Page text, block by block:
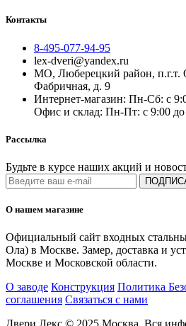
Контакты
8-495-077-94-95
lex-dveri@yandex.ru
МО, Люберецкий район, п.г.т.
Фабричная, д. 9
Интернет-магазин: Пн-Сб: с
Офис и склад: Пн-Пт: с 9:00
Рассылка
Будьте в курсе наших акций и
О нашем магазине
Официальный сайт входных
Ола) в Москве. Замер, доставка и
Москве и Московской области.
О заводе Конструкция Политика
соглашения Связаться с нами